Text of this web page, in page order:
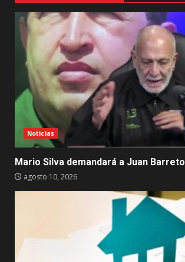
Noticias
Mario Silva demandará a Juan Barreto
agosto 10, 2026